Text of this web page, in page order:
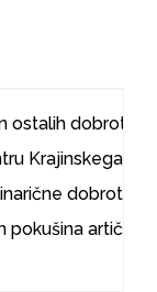
ostalih dobrot
Krajinskega
dobrote
pokušina